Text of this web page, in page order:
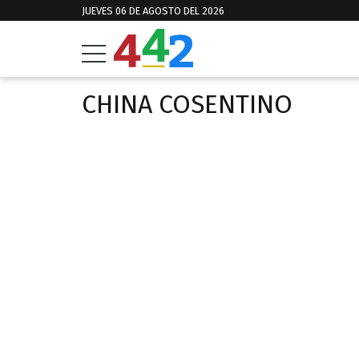
JUEVES 06 DE AGOSTO DEL 2026
CHINA COSENTINO